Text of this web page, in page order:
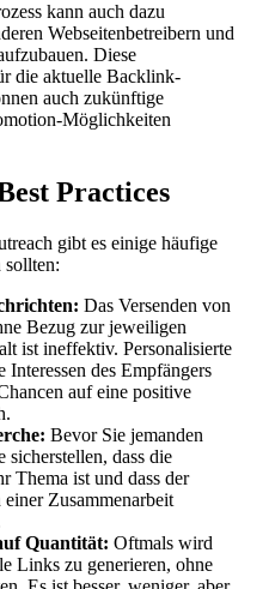
kann auch dazu
Webseitenbetreibern und
Diese
die aktuelle Backlink-
auch zukünftige
Möglichkeiten
Practices
gibt es einige häufige
sollten:
Das Versenden von
Bezug zur jeweiligen
ist ineffektiv. Personalisierte
des Empfängers
auf eine positive
Bevor Sie jemanden
sicherstellen, dass die
Thema ist und dass der
Zusammenarbeit
Quantität: Oftmals wird
Links zu generieren, ohne